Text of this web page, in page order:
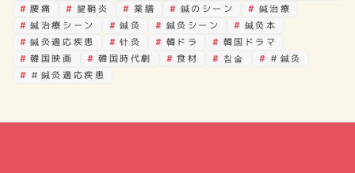
腰痛
腱鞘炎 薬膳 鍼のシーン
鍼治療
鍼治療シーン
鍼灸 鍼灸シーン
鍼灸本
鍼灸適応疾患
针灸 韓ドラ
韓国ドラマ
韓国映画
韓国時代劇 食材 침술
＃鍼灸
＃鍼灸適応疾患